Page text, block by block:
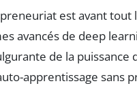
est avant
avancés de deep
de la puissance
apprentissage sans